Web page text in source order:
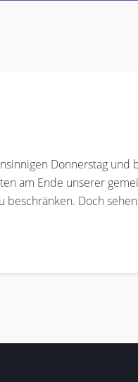
Donnerstag und
am Ende unserer
beschränken. Doch